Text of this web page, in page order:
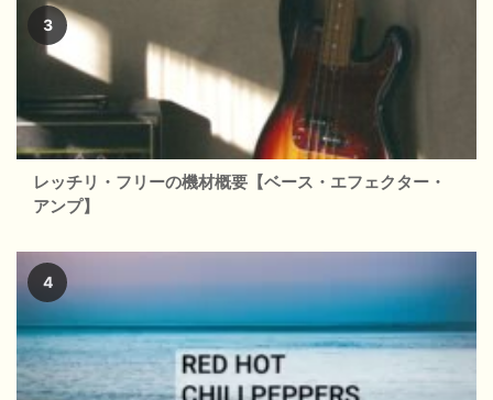
レッチリ・フリーの機材概要【ベース・エフェクター・
アンプ】